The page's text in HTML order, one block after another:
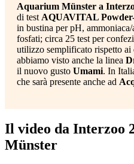
Aquarium Münster a
di test AQUAVITAL
in bustina per pH,
fosfati; circa 25 test per
utilizzo semplificato rispetto ai
abbiamo visto anche la linea
il nuovo gusto Umami. In
che sarà presente anche ad
Il video da Interzoo
Münster